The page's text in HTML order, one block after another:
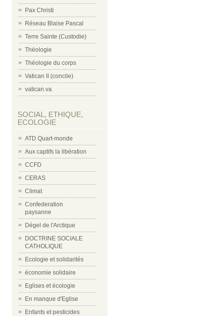
Pax Christi
Réseau Blaise Pascal
Terre Sainte (Custodie)
Théologie
Théologie du corps
Vatican II (concile)
vatican.va
SOCIAL, ETHIQUE,
ECOLOGIE
ATD Quart-monde
Aux captifs la libération
CCFD
CERAS
Climat
Confederation
paysanne
Dégel de l'Arctique
DOCTRINE SOCIALE
CATHOLIQUE
Ecologie et solidarités
économie solidaire
Eglises et écologie
En manque d'Eglise
Enfants et pesticides